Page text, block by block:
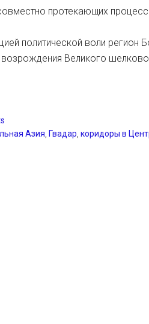
протекающих
политической воли
Великого
Азия Гвадар коридоры в